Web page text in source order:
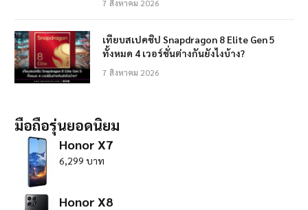
7 สิงหาคม 2026
เทียบสเปคชิป Snapdragon 8 Elite Gen 5
ทั้งหมด 4 เวอร์ชั่นต่างกันยังไงบ้าง?
7 สิงหาคม 2026
มือถือรุ่นยอดนิยม
Honor X7
6,299 บาท
Honor X8